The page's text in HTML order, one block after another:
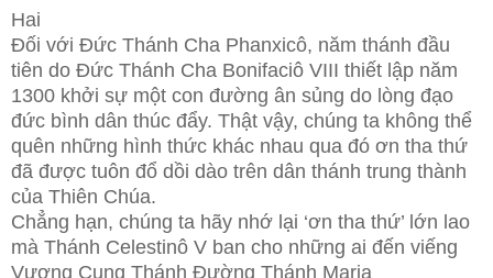
Hai
Đối với Đức Thánh Cha Phanxicô, năm thánh đầu
tiên do Đức Thánh Cha Bonifaciô VIII thiết lập năm
1300 khởi sự một con đường ân sủng do lòng đạo
đức bình dân thúc đẩy. Thật vậy, chúng ta không thể
quên những hình thức khác nhau qua đó ơn tha thứ
đã được tuôn đổ dồi dào trên dân thánh trung thành
của Thiên Chúa.
Chẳng hạn, chúng ta hãy nhớ lại ‘ơn tha thứ’ lớn lao
mà Thánh Celestinô V ban cho những ai đến viếng
Vương Cung Thánh Đường Thánh Maria